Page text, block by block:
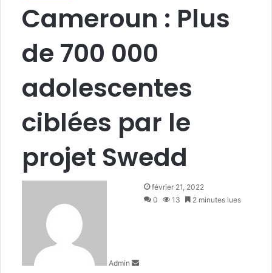
Cameroun : Plus
de 700 000
adolescentes
ciblées par le
projet Swedd
Admin
février 21, 2022
0
13 2 minutes lues